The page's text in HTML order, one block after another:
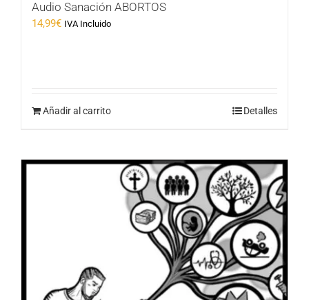
Audio Sanación ABORTOS
14,99€ IVA Incluido
Añadir al carrito Detalles